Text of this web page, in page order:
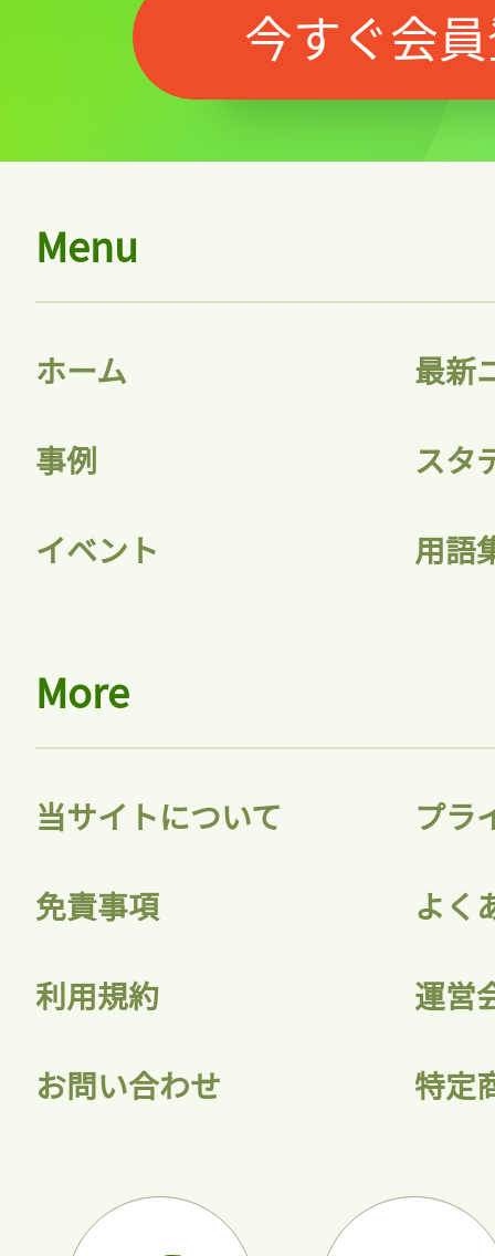
今すぐ会
Menu
ホーム 最新
事例 スタ
イベント 用語
More
当サイトについて プラ
免責事項 よく
利用規約 運営
お問い合わせ 特定